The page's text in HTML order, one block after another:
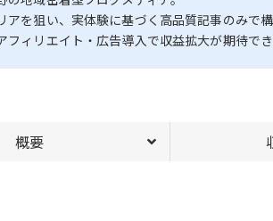
アを狙い、実体験に基づく高品質記事のみで
フィリエイト・広告導入で収益拡大が期待で
概要